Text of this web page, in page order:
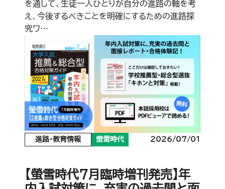
を通して、生徒一人ひとりが自分の進路の軸を考
え、今後するべきことを明確にするための進路探
究ワ…
進路・教育情報 螢雪時代 2026/07/01
【螢雪時代7月臨時増刊発売】年